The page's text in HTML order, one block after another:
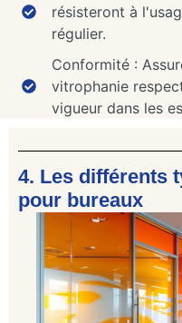
résisteront à
régulier.
Conformité :
vitrophanie
vigueur dans les
4. Les différents
pour bureaux